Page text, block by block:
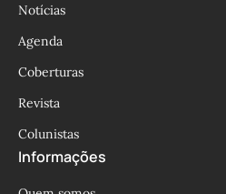
Notícias
Agenda
Coberturas
Revista
Colunistas
Informações